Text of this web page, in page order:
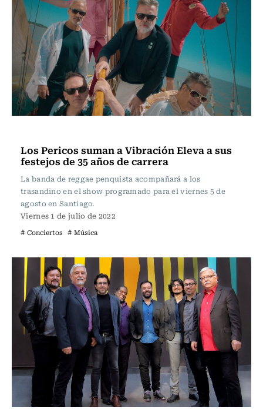
Los Pericos suman a Vibración Eleva a sus
festejos de 35 años de carrera
La banda de reggae penquista acompañará a los
trasandino en el show programado para el viernes 5 de
agosto en Santiago.
Viernes 1 de julio de 2022
# Conciertos # Música